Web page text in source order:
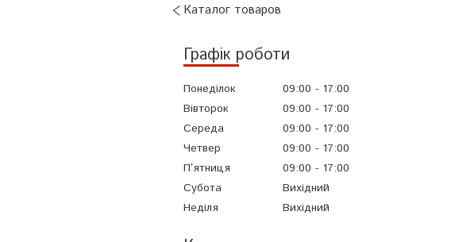
Каталог товаров
Графік роботи
Понеділок 09:00
17:00
Вівторок
09:00
17:00
Середа
09:00
17:00
Четвер
09:00
17:00
Пʼятниця
09:00
17:00
Субота
Вихідний
Неділя
Вихідний